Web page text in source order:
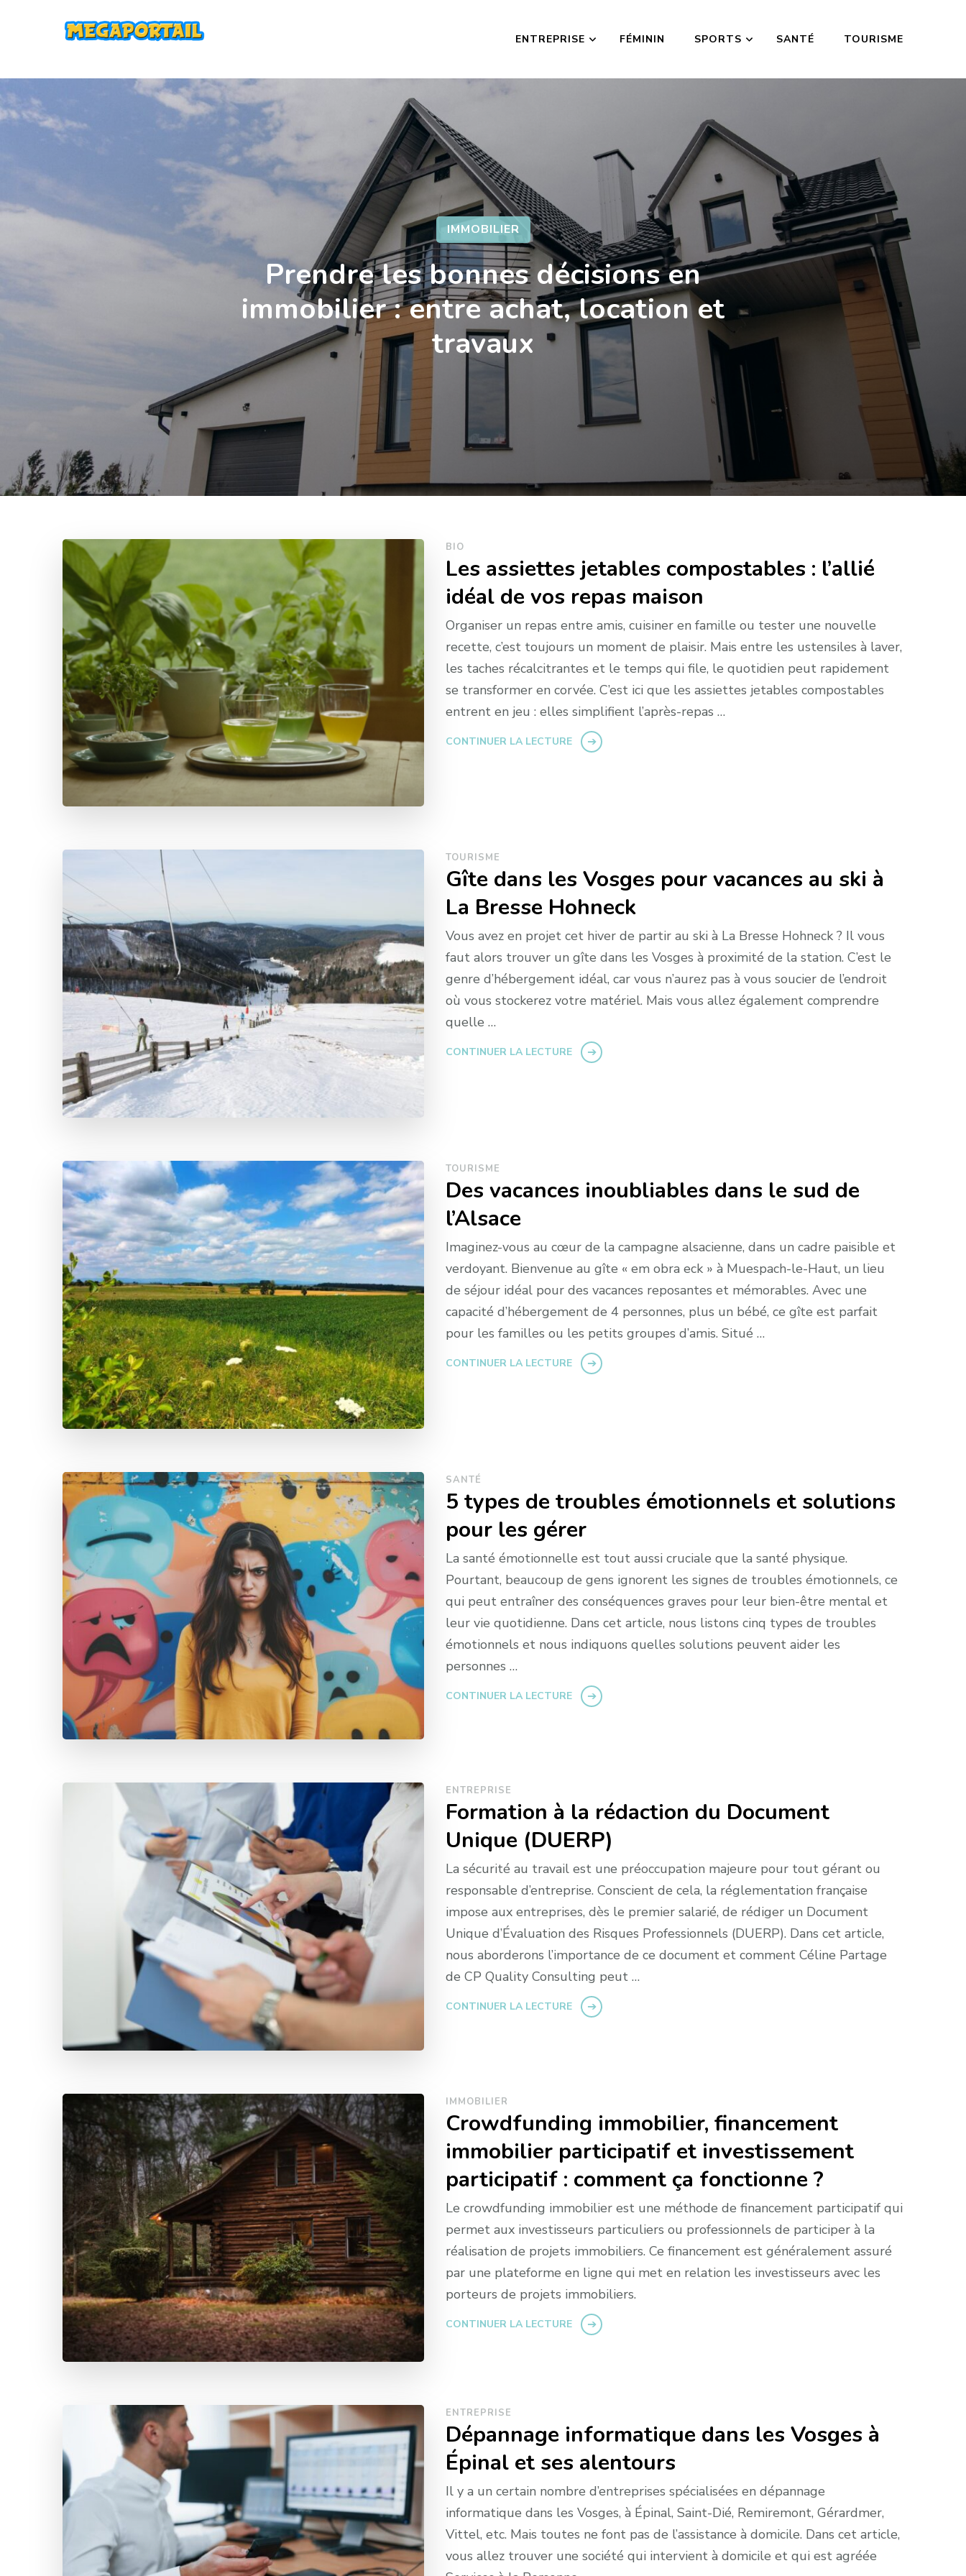
ENTREPRISE FÉMININ SPORTS SANTÉ TOURISME
IMMOBILIER
Prendre les bonnes décisions en
immobilier : entre achat, location et
travaux
BIO
Les assiettes jetables compostables : l’allié
idéal de vos repas maison
Organiser un repas entre amis, cuisiner en famille ou tester une nouvelle
recette, c’est toujours un moment de plaisir. Mais entre les ustensiles à laver,
les taches récalcitrantes et le temps qui file, le quotidien peut rapidement
se transformer en corvée. C’est ici que les assiettes jetables compostables
entrent en jeu : elles simplifient l’après-repas …
CONTINUER LA LECTURE
TOURISME
Gîte dans les Vosges pour vacances au ski à
La Bresse Hohneck
Vous avez en projet cet hiver de partir au ski à La Bresse Hohneck ? Il vous
faut alors trouver un gîte dans les Vosges à proximité de la station. C’est le
genre d’hébergement idéal, car vous n’aurez pas à vous soucier de l’endroit
où vous stockerez votre matériel. Mais vous allez également comprendre
quelle …
CONTINUER LA LECTURE
TOURISME
Des vacances inoubliables dans le sud de
l’Alsace
Imaginez-vous au cœur de la campagne alsacienne, dans un cadre paisible et
verdoyant. Bienvenue au gîte « em obra eck » à Muespach-le-Haut, un lieu
de séjour idéal pour des vacances reposantes et mémorables. Avec une
capacité d’hébergement de 4 personnes, plus un bébé, ce gîte est parfait
pour les familles ou les petits groupes d’amis. Situé …
CONTINUER LA LECTURE
SANTÉ
5 types de troubles émotionnels et solutions
pour les gérer
La santé émotionnelle est tout aussi cruciale que la santé physique.
Pourtant, beaucoup de gens ignorent les signes de troubles émotionnels, ce
qui peut entraîner des conséquences graves pour leur bien-être mental et
leur vie quotidienne. Dans cet article, nous listons cinq types de troubles
émotionnels et nous indiquons quelles solutions peuvent aider les
personnes …
CONTINUER LA LECTURE
ENTREPRISE
Formation à la rédaction du Document
Unique (DUERP)
La sécurité au travail est une préoccupation majeure pour tout gérant ou
responsable d’entreprise. Conscient de cela, la réglementation française
impose aux entreprises, dès le premier salarié, de rédiger un Document
Unique d’Évaluation des Risques Professionnels (DUERP). Dans cet article,
nous aborderons l’importance de ce document et comment Céline Partage
de CP Quality Consulting peut …
CONTINUER LA LECTURE
IMMOBILIER
Crowdfunding immobilier, financement
immobilier participatif et investissement
participatif : comment ça fonctionne ?
Le crowdfunding immobilier est une méthode de financement participatif qui
permet aux investisseurs particuliers ou professionnels de participer à la
réalisation de projets immobiliers. Ce financement est généralement assuré
par une plateforme en ligne qui met en relation les investisseurs avec les
porteurs de projets immobiliers.
CONTINUER LA LECTURE
ENTREPRISE
Dépannage informatique dans les Vosges à
Épinal et ses alentours
Il y a un certain nombre d’entreprises spécialisées en dépannage
informatique dans les Vosges, à Épinal, Saint-Dié, Remiremont, Gérardmer,
Vittel, etc. Mais toutes ne font pas de l’assistance à domicile. Dans cet article,
vous allez trouver une société qui intervient à domicile et qui est agréée